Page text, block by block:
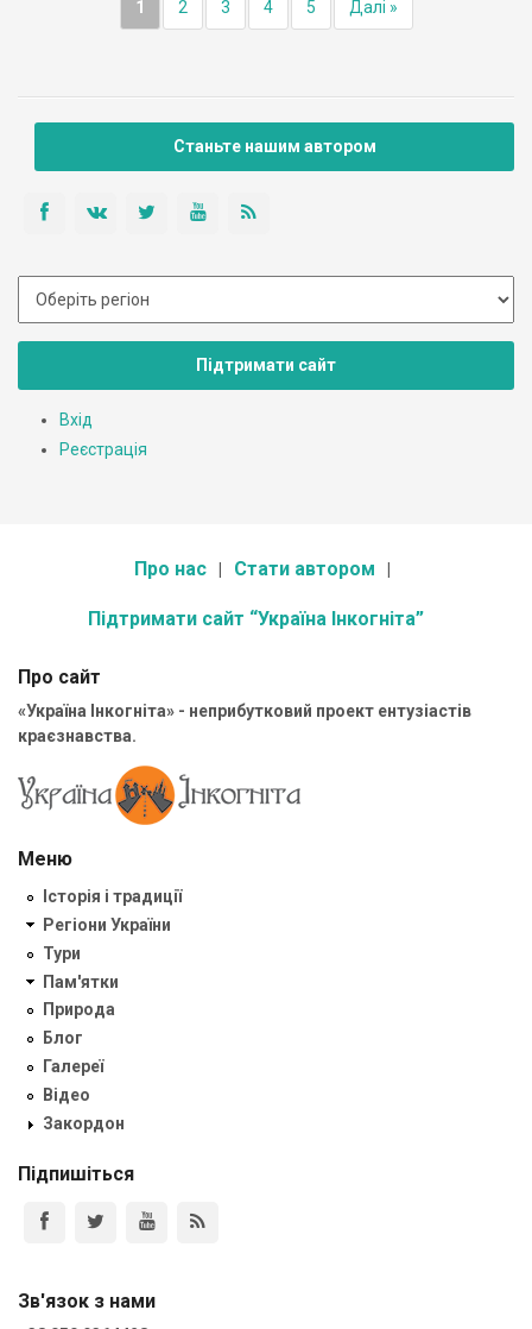
1 2 3 4 5 Далі »
Станьте нашим автором
Підтримати сайт
Вхід
Реєстрація
Про нас Стати автором
Підтримати сайт “Україна Інкогніта”
Про сайт
«Україна Інкогніта» - неприбутковий проект ентузіастів
краєзнавства.
Меню
Історія і традиції
Регіони України
Тури
Пам'ятки
Природа
Блог
Галереї
Відео
Закордон
Підпишіться
Зв'язок з нами